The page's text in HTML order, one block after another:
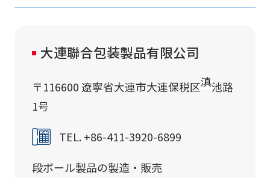
大連聯合包装製品有限公司
〒116600 遼寧省大連市大連保税区
池路
1号
TEL. +86-411-3920-6899
段ボール製品の製造・販売